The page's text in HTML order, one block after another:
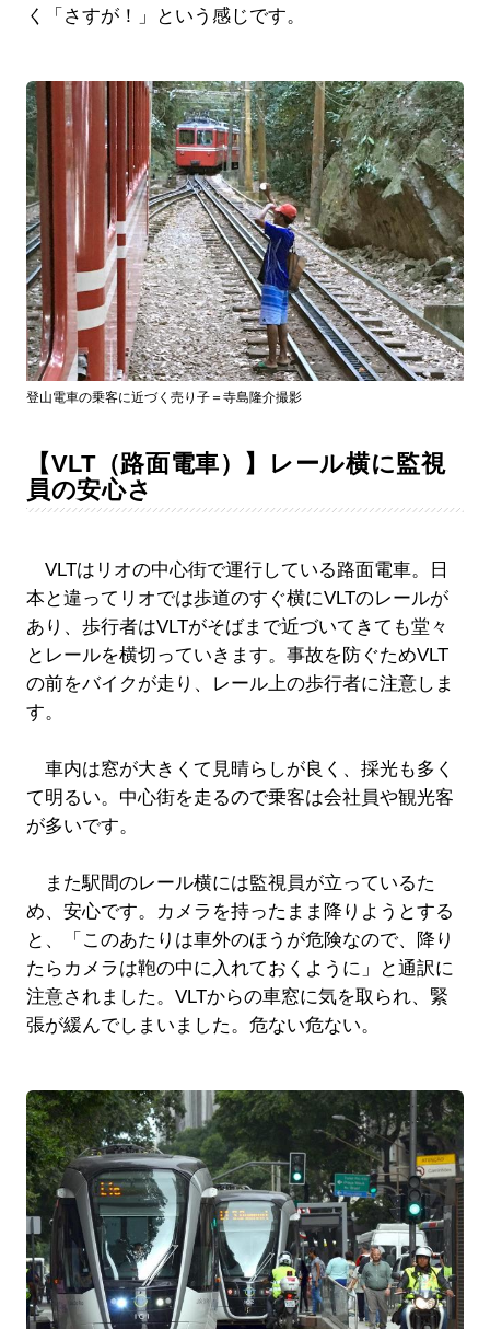
く「さすが！」という感じです。
登山電車の乗客に近づく売り子＝寺島隆介撮影
【VLT（路面電車）】レール横に監視
員の安心さ
VLTはリオの中心街で運行している路面電車。日
本と違ってリオでは歩道のすぐ横にVLTのレールが
あり、歩行者はVLTがそばまで近づいてきても堂々
とレールを横切っていきます。事故を防ぐためVLT
の前をバイクが走り、レール上の歩行者に注意しま
す。
車内は窓が大きくて見晴らしが良く、採光も多く
て明るい。中心街を走るので乗客は会社員や観光客
が多いです。
また駅間のレール横には監視員が立っているた
め、安心です。カメラを持ったまま降りようとする
と、「このあたりは車外のほうが危険なので、降り
たらカメラは鞄の中に入れておくように」と通訳に
注意されました。VLTからの車窓に気を取られ、緊
張が緩んでしまいました。危ない危ない。